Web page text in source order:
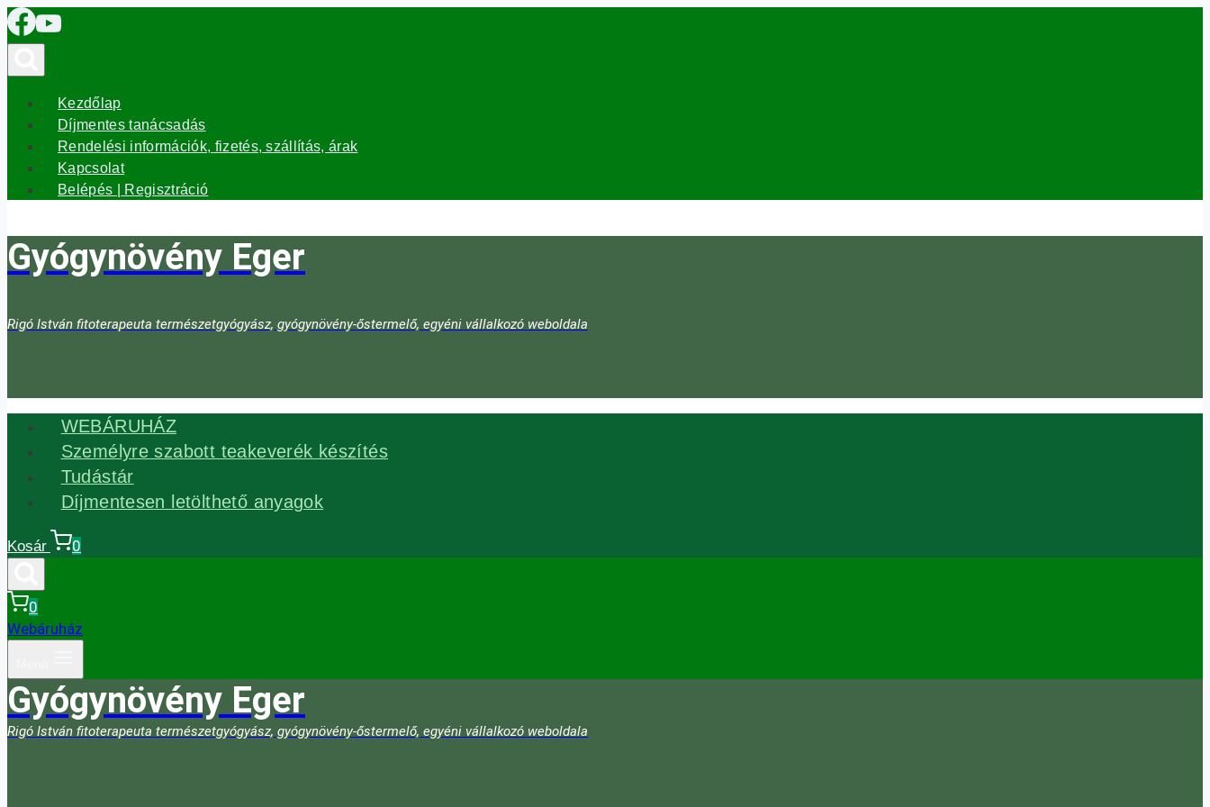
Skip
to
Kezdőlap
Díjmentes tanácsadás
Rendelési információk, fizetés, szállítás, árak
Kapcsolat
Belépés | Regisztráció
Gyógynövény Eger
Rigó István fitoterapeuta természetgyógyász, gyógynövény-őstermelő, egyéni vállalkozó weboldala
WEBÁRUHÁZ
Személyre szabott teakeverék készítés
Tudástár
Díjmentesen letölthető anyagok
Kosár 0
0
Webáruház
Gyógynövény Eger
Rigó István fitoterapeuta természetgyógyász, gyógynövény-őstermelő, egyéni vállalkozó weboldala